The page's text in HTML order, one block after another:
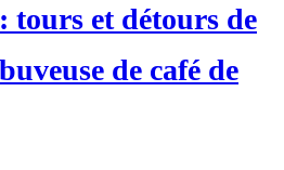
et détours de
de café de